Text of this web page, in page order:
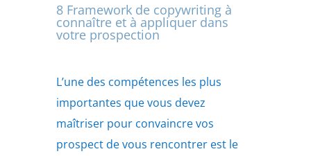
8 Framework de copywriting à
connaître et à appliquer dans
votre prospection
L’une des compétences les plus
importantes que vous devez
maîtriser pour convaincre vos
prospect de vous rencontrer est le